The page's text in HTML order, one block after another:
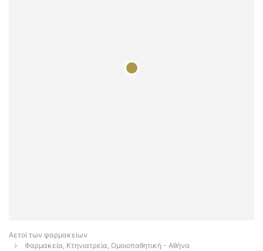
Αετοί των φαρμακείων
Φαρμακεία, Κτηνιατρεία, Ομοιοπαθητική - Αθήνα